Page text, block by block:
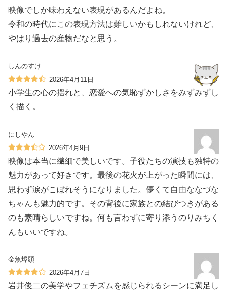
映像でしか味わえない表現があるんだよね。
令和の時代にこの表現方法は難しいかもしれないけれど、
やはり過去の産物だなと思う。
しんのすけ
2026年4月11日
小学生の心の揺れと、恋愛への気恥ずかしさをみずみずし
く描く。
にしやん
2026年4月9日
映像は本当に繊細で美しいです。子役たちの演技も独特の
魅力があって好きです。最後の花火が上がった瞬間には、
思わず涙がこぼれそうになりました。儚くて自由ななづな
ちゃんも魅力的です。その背後に家族との結びつきがある
のも素晴らしいですね。何も言わずに寄り添うのりみちく
んもいいですね。
金魚埠頭
2026年4月7日
岩井俊二の美学やフェチズムを感じられるシーンに満足し